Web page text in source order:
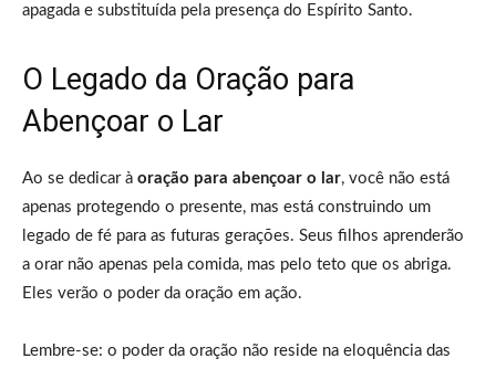
apagada e substituída pela presença do Espírito Santo.
O Legado da Oração para
Abençoar o Lar
Ao se dedicar à oração para abençoar o lar, você não está
apenas protegendo o presente, mas está construindo um
legado de fé para as futuras gerações. Seus filhos aprenderão
a orar não apenas pela comida, mas pelo teto que os abriga.
Eles verão o poder da oração em ação.
Lembre-se: o poder da oração não reside na eloquência das